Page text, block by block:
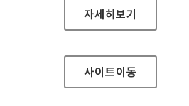
신한카드 개인 홈페이
자세히보기
사이트이동